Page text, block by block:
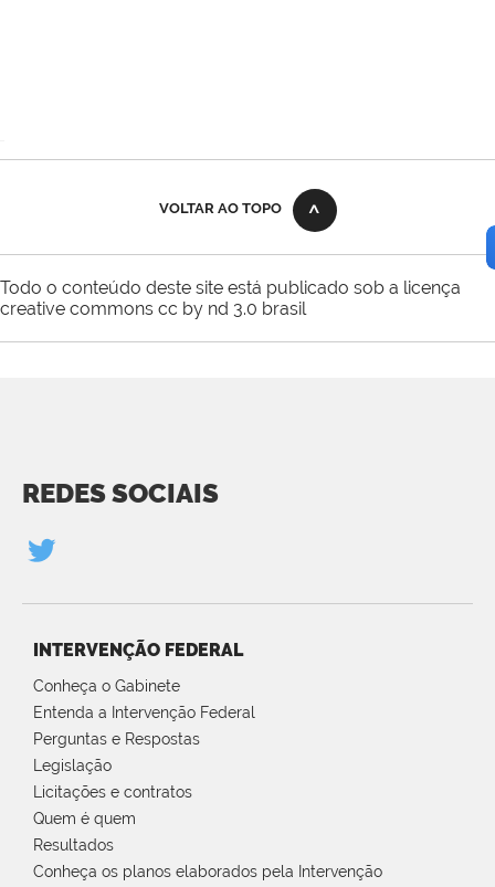
VOLTAR AO TOPO
Todo o conteúdo deste site está publicado sob a licença
creative commons cc by nd 3.0 brasil
REDES SOCIAIS
INTERVENÇÃO FEDERAL
Conheça o Gabinete
Entenda a Intervenção Federal
Perguntas e Respostas
Legislação
Licitações e contratos
Quem é quem
Resultados
Conheça os planos elaborados pela Intervenção